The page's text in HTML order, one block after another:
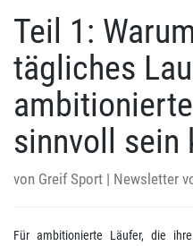
Teil 1:
tägliches
sinnvoll sein
von Greif Sport | Newsletter
Für ambitionierte Läufer, die